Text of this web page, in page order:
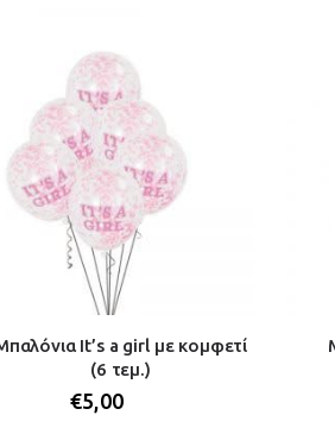
It’s a girl με κομφετί
(6 τεμ.)
€5,00